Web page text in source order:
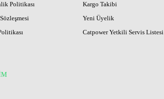
Gönder
Politikası
Kargo Takibi
Yeni Üyelik
Catpower Yetkili Servis Listesi